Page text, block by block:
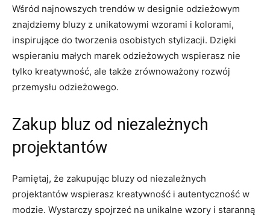
Wśród najnowszych trendów w ⁣designie odzieżowym
znajdziemy bluzy ⁤z unikatowymi wzorami ‌i kolorami,
inspirujące do tworzenia osobistych stylizacji. Dzięki
wspieraniu małych marek ​odzieżowych wspierasz nie
tylko kreatywność, ale także ‍zrównoważony rozwój
przemysłu odzieżowego.
Zakup ⁣bluz‌ od ⁣niezależnych
projektantów
Pamiętaj, że zakupując bluzy od niezależnych
projektantów wspierasz kreatywność i⁤ autentyczność w
modzie. Wystarczy ‍spojrzeć na unikalne wzory i staranną